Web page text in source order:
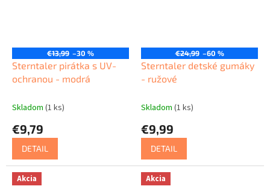
€13,99 –30 %
Sterntaler pirátka s UV-
ochranou - modrá
Skladom (1 ks)
€9,79
DETAIL
€24,99 –60 %
Sterntaler detské gumáky
- ružové
Skladom (1 ks)
€9,99
DETAIL
Akcia Akcia